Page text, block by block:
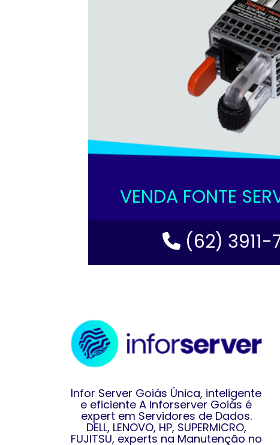
VENDA FONTE
(62) 3911-
Infor Server Goiás Única, inteligente
e eficiente A Inforserver Goiás é
expert em Servidores de Dados.
DELL, LENOVO, HP, SUPERMICRO,
FUJITSU, experts na Manutenção no